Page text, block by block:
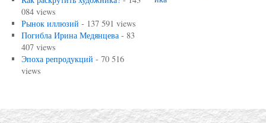
084 views
Рынок иллюзий - 137 591 views
Погибла Ирина Медянцева- 83
407 views
Эпоха репродукций - 70 516
views